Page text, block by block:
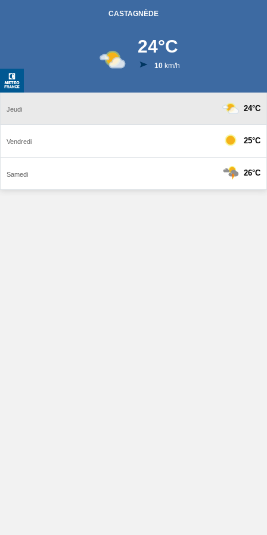
CASTAGNÈDE
24°C
10km/h
Jeudi 24°C
Vendredi 25°C
Samedi 26°C